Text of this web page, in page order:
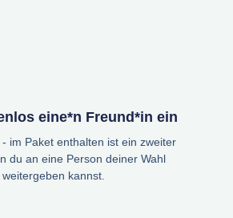
eine*n Freund*in ein
im Paket enthalten ist ein zweiter
du an eine Person deiner Wahl
weitergeben kannst.